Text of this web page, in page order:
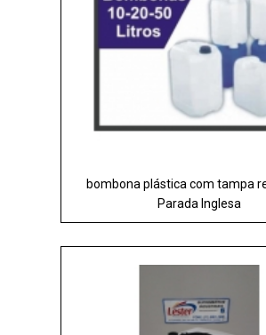
bombona plástica com tampa
Parada Inglesa